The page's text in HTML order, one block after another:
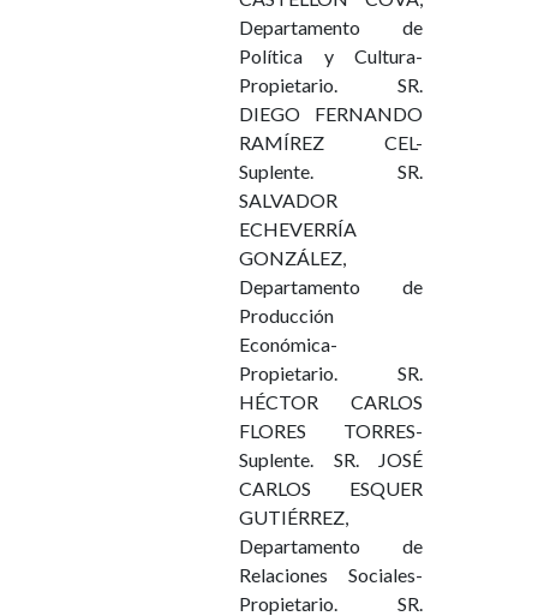
Departamento de
Política y Cultura-
Propietario. SR.
DIEGO FERNANDO
RAMÍREZ CEL-
Suplente. SR.
SALVADOR
ECHEVERRÍA
GONZÁLEZ,
Departamento de
Producción
Económica-
Propietario. SR.
HÉCTOR CARLOS
FLORES TORRES-
Suplente. SR. JOSÉ
CARLOS ESQUER
GUTIÉRREZ,
Departamento de
Relaciones Sociales-
Propietario. SR.